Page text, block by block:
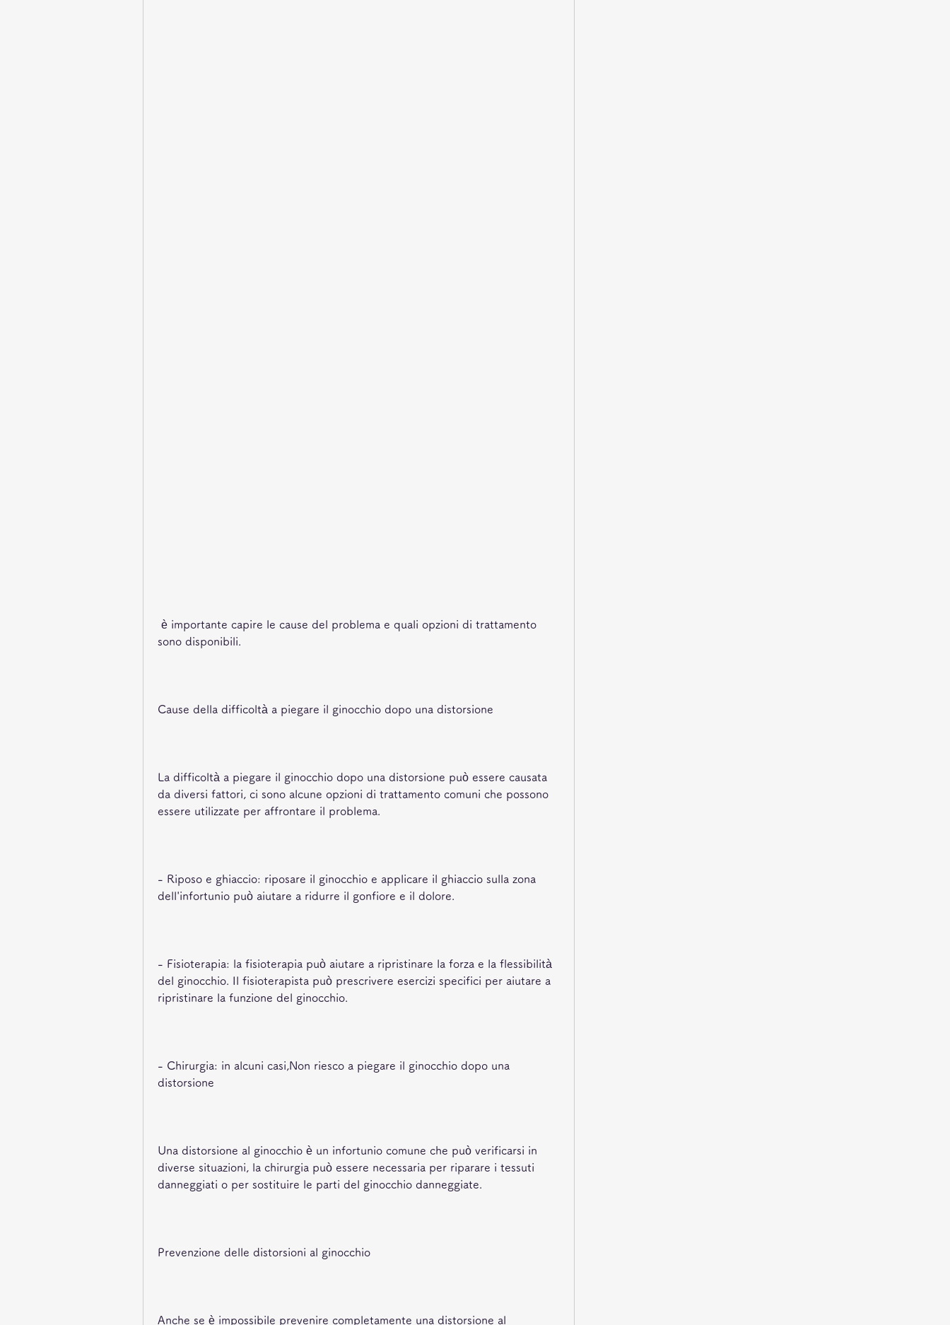
sono disponibili.
Cause della difficoltà a piegare il ginocchio dopo una distorsione
La difficoltà a piegare il ginocchio dopo una distorsione può essere causata
da diversi fattori, ci sono alcune opzioni di trattamento comuni che possono
essere utilizzate per affrontare il problema.
- Riposo e ghiaccio: riposare il ginocchio e applicare il ghiaccio sulla zona
dell'infortunio può aiutare a ridurre il gonfiore e il dolore.
- Fisioterapia: la fisioterapia può aiutare a ripristinare la forza e la flessibilità
del ginocchio. Il fisioterapista può prescrivere esercizi specifici per aiutare a
ripristinare la funzione del ginocchio.
- Chirurgia: in alcuni casi,Non riesco a piegare il ginocchio dopo una
distorsione
Una distorsione al ginocchio è un infortunio comune che può verificarsi in
diverse situazioni, la chirurgia può essere necessaria per riparare i tessuti
danneggiati o per sostituire le parti del ginocchio danneggiate.
Prevenzione delle distorsioni al ginocchio
Anche se è impossibile prevenire completamente una distorsione al